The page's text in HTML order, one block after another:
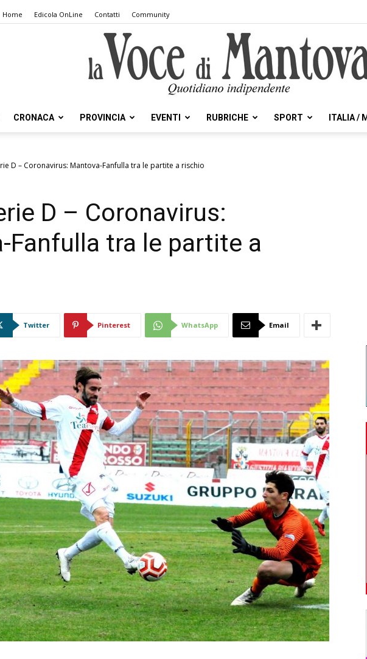
Home Edicola OnLine Contatti Community
Mantova
CRONACA PROVINCIA EVENTI RUBRICHE SPORT ITALIA /
D – Coronavirus: Mantova-Fanfulla tra le partite a rischio
D – Coronavirus:
Fanfulla tra le partite a
Twitter Pinterest WhatsApp Email